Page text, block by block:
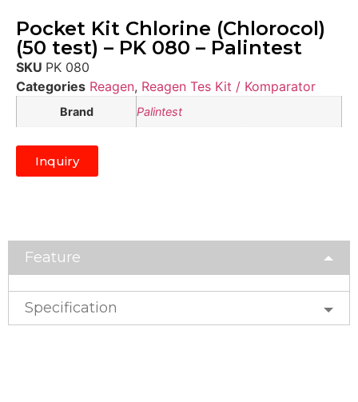
Pocket Kit Chlorine (Chlorocol)
(50 test) – PK 080 – Palintest
SKU PK 080
Categories Reagen, Reagen Tes Kit / Komparator
Brand Palintest
Inquiry
Feature
Specification